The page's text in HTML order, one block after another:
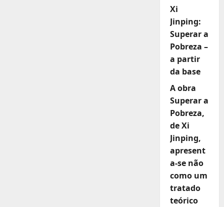
Xi
Jinping:
Superar a
Pobreza –
a partir
da base
A obra
Superar a
Pobreza,
de Xi
Jinping,
apresent
a-se não
como um
tratado
teórico